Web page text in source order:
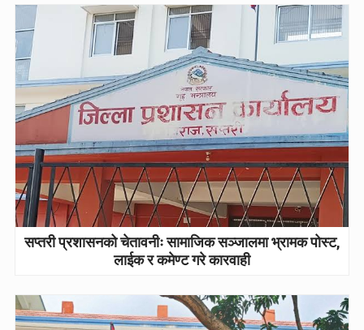
सप्तरी प्रशासनको चेतावनीः सामाजिक सञ्जालमा भ्रामक पोस्ट,
लाईक र कमेण्ट गरे कारवाही